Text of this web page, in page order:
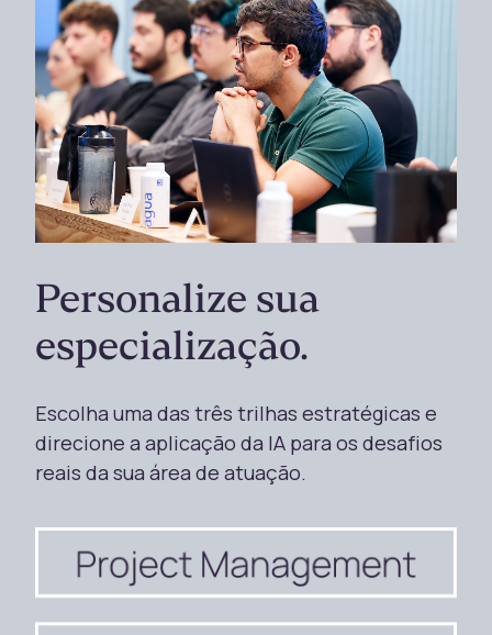
Personalize sua
especialização.
Escolha uma das três trilhas estratégicas e
direcione a aplicação da IA para os desafios
reais da sua área de atuação.